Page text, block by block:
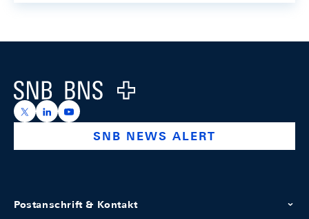
Logo
https://x.com/snb_bns
https://ch.linkedin.com/company/swiss-national-
https://www.youtube.com/@swissnationalbank
SNB NEWS ALERT
Postanschrift & Kontakt